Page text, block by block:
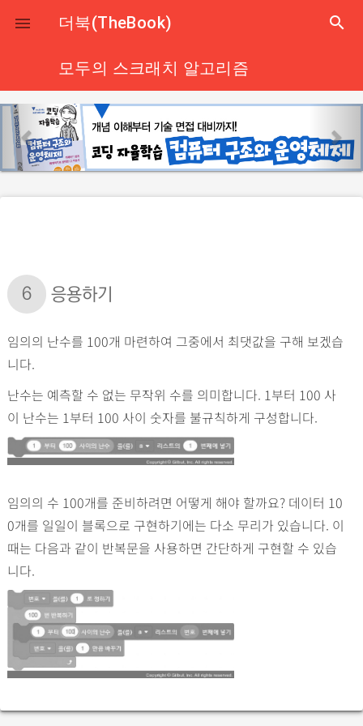
close
 더북(TheBook) search
모두의 스크래치 알고리즘
p
r
e
s
e
x
6 응용하기
임의의 난수를 100개 마련하여 그중에서 최댓값을 구해 보겠습
니다.
난수는 예측할 수 없는 무작위 수를 의미합니다. 1부터 100 사
이 난수는 1부터 100 사이 숫자를 불규칙하게 구성합니다.
임의의 수 100개를 준비하려면 어떻게 해야 할까요? 데이터 10
0개를 일일이 블록으로 구현하기에는 다소 무리가 있습니다. 이
때는 다음과 같이 반복문을 사용하면 간단하게 구현할 수 있습
니다.